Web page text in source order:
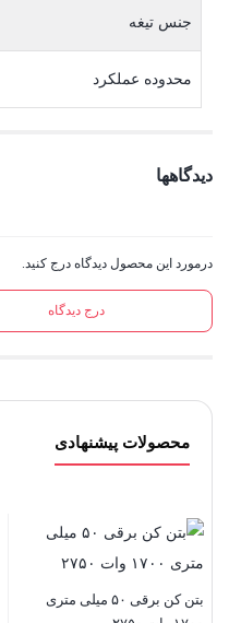
جنس تیغه
محدوده عملکرد
دیدگاهها
درمورد این محصول دیدگاه درج کنید.
درج دیدگاه
محصولات پیشنهادی
بتن کن برقی ۵۰ میلی متری